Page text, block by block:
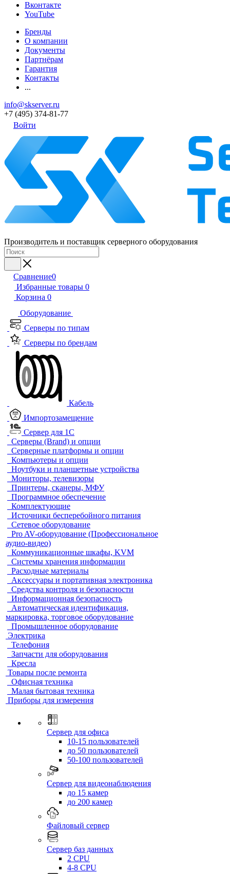
Вконтакте
YouTube
Бренды
О компании
Документы
Партнёрам
Гарантия
Контакты
...
info@skserver.ru
+7 (495) 374-81-77
Войти
Производитель и поставщик серверного оборудования
Сравнение0
Избранные товары 0
Корзина 0
Оборудование
Серверы по типам
Серверы по брендам
Кабель
Импортозамещение
Сервер для 1С
Серверы (Brand) и опции
Серверные платформы и опции
Компьютеры и опции
Ноутбуки и планшетные устройства
Мониторы, телевизоры
Принтеры, сканеры, МФУ
Программное обеспечение
Комплектующие
Источники бесперебойного питания
Сетевое оборудование
Pro AV-оборудование (Профессиональное
аудио-видео)
Коммуникационные шкафы, KVM
Системы хранения информации
Расходные материалы
Аксессуары и портативная электроника
Средства контроля и безопасности
Информационная безопасность
Автоматическая идентификация,
маркировка, торговое оборудование
Промышленное оборудование
Электрика
Телефония
Запчасти для оборудования
Кресла
Товары после ремонта
Офисная техника
Малая бытовая техника
Приборы для измерения
Сервер для офиса
10-15 пользователей
до 50 пользователей
50-100 пользователей
Сервер для видеонаблюдения
до 15 камер
до 200 камер
Файловый сервер
Сервер баз данных
2 CPU
4-8 CPU